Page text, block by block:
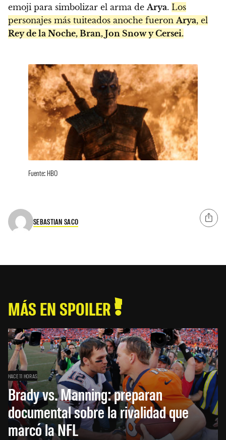
emoji para simbolizar el arma deArya. Los
personajes más tuiteados anoche fueronArya, el
Rey de la Noche, Bran, Jon Snow y Cersei.
Fuente: HBO
SEBASTIAN SACO
MÁS EN SPOILER
HACE 11 HORAS
Brady vs. Manning: preparan
documental sobre la rivalidad que
marcó la NFL